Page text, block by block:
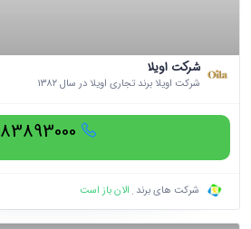
شرکت اویلا
شرکت اویلا برند تجاری اویلا در سال ۱۳۸۲
83893000
شرکت های برند الان باز است